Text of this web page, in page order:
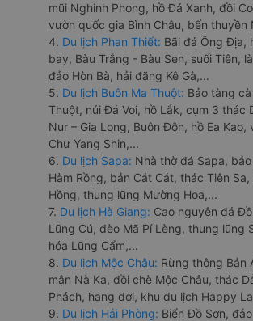
mũi Nghinh Phong, hồ Đá Xanh, đồi
vườn quốc gia Bình Châu, bến thuyền
4. Du lịch Phan Thiết: Bãi đá Ông Địa,
bay, Bàu Trắng - Bàu Sen, suối Tiên,
đảo Hòn Bà, hải đăng Kê Gà,...
5. Du lịch Buôn Ma Thuột: Bảo tàng
Thuột, núi Đá Voi, hồ Lắk, cụm 3 thác
Nur – Gia Long, Buôn Đôn, hồ Ea Kao,
Chư Yang Shin,...
6. Du lịch Sapa: Nhà thờ đá Sapa,
Hàm Rồng, bản Cát Cát, thác Tiên
Hồng, thung lũng Mường Hoa,...
7. Du lịch Hà Giang: Cao nguyên đá
Lũng Cú, đèo Mã Pí Lèng, thung lũng
hóa Lũng Cẩm,...
8. Du lịch Mộc Châu: Rừng thông Bản
mận Nà Ka, đồi chè Mộc Châu, thác
Phách, hang dơi, khu du lịch Happy
9. Du lịch Hải Phòng: Biển Đồ Sơn,